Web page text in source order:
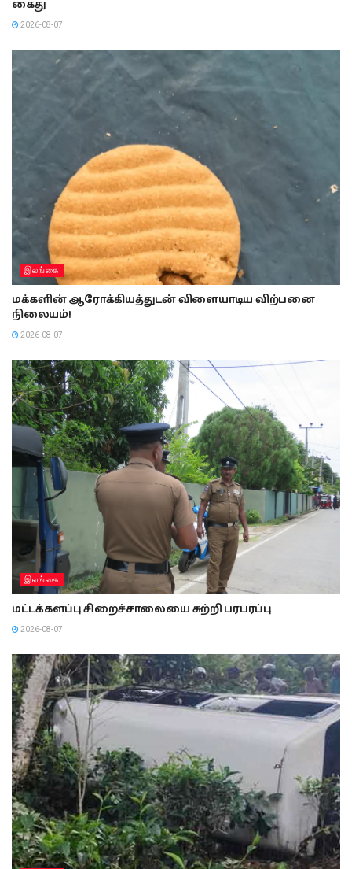
கைது
2026-08-07
இலங்கை
மக்களின் ஆரோக்கியத்துடன் விளையாடிய விற்பனை
நிலையம்!
2026-08-07
இலங்கை
மட்டக்களப்பு சிறைச்சாலையை சுற்றி பரபரப்பு
2026-08-07